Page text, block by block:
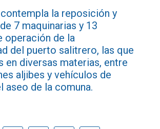
la reposición y
7 maquinarias y 13
operación de la
del puerto salitrero, las que
en diversas materias, entre
aljibes y vehículos de
aseo de la comuna.